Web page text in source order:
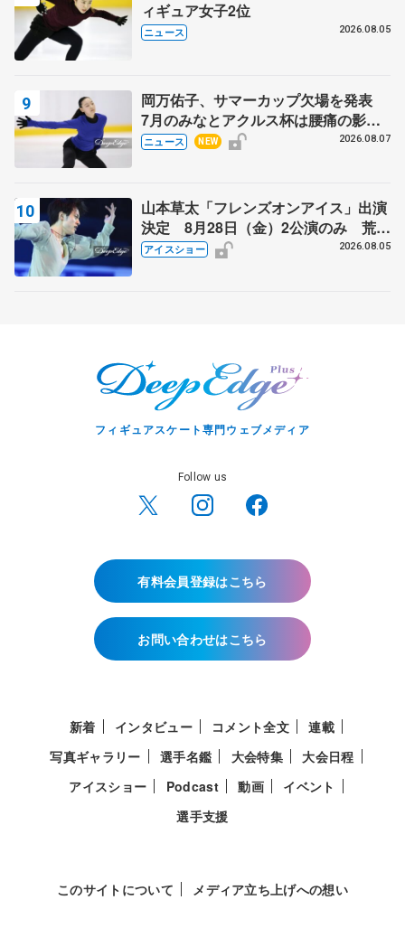
ィギュア女子2位
ニュース 2026.08.05
岡万佑子、サマーカップ欠場を発表
7月のみなとアクルス杯は腰痛の影響
で
ニュース NEW 2026.08.07
山本草太「フレンズオンアイス」出演
決定 8月28日（金）2公演のみ 荒川
静香さんプロデュース、20周年のアイ
アイスショー 2026.08.05
フィギュアスケート専門ウェブメディア
Follow us
有料会員登録はこちら
お問い合わせはこちら
新着 インタビュー コメント全文
連載
写真ギャラリー
選手名鑑 大会特集
大会日程
アイスショー
Podcast 動画
イベント
選手支援
このサイトについて メディア立ち上げへの想い